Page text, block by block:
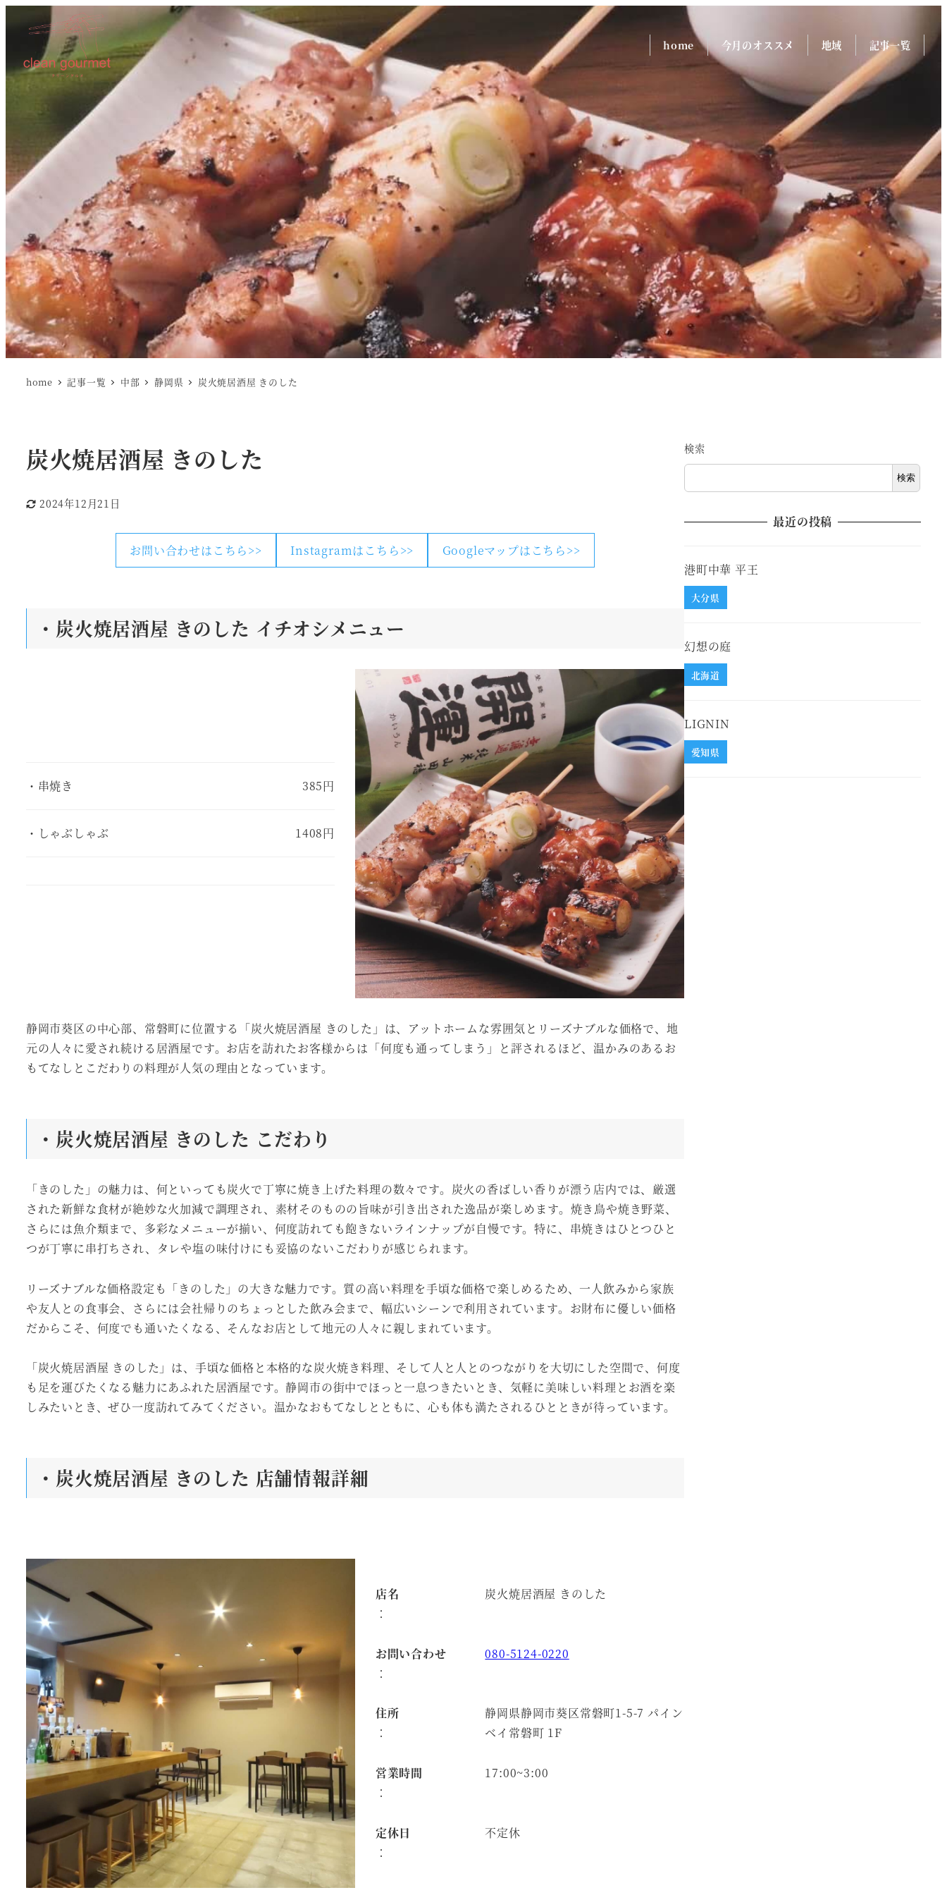
home 今月のオススメ 地域 記事一覧
home 記事一覧 中部 静岡県 炭火焼居酒屋 きのした
炭火焼居酒屋 きのした
更新日
2024年12月21日
お問い合わせはこちら>> Instagramはこちら>> Googleマップはこちら>>
・炭火焼居酒屋 きのした イチオシメニュー
・串焼き 385円
・しゃぶしゃぶ 1408円
静岡市葵区の中心部、常磐町に位置する「炭火焼居酒屋 きのした」は、アットホームな雰囲気とリーズナブルな価格で、地
元の人々に愛され続ける居酒屋です。お店を訪れたお客様からは「何度も通ってしまう」と評されるほど、温かみのあるお
もてなしとこだわりの料理が人気の理由となっています。
・炭火焼居酒屋 きのした こだわり
「きのした」の魅力は、何といっても炭火で丁寧に焼き上げた料理の数々です。炭火の香ばしい香りが漂う店内では、厳選
された新鮮な食材が絶妙な火加減で調理され、素材そのものの旨味が引き出された逸品が楽しめます。焼き鳥や焼き野菜、
さらには魚介類まで、多彩なメニューが揃い、何度訪れても飽きないラインナップが自慢です。特に、串焼きはひとつひと
つが丁寧に串打ちされ、タレや塩の味付けにも妥協のないこだわりが感じられます。
リーズナブルな価格設定も「きのした」の大きな魅力です。質の高い料理を手頃な価格で楽しめるため、一人飲みから家族
や友人との食事会、さらには会社帰りのちょっとした飲み会まで、幅広いシーンで利用されています。お財布に優しい価格
だからこそ、何度でも通いたくなる、そんなお店として地元の人々に親しまれています。
「炭火焼居酒屋 きのした」は、手頃な価格と本格的な炭火焼き料理、そして人と人とのつながりを大切にした空間で、何度
も足を運びたくなる魅力にあふれた居酒屋です。静岡市の街中でほっと一息つきたいとき、気軽に美味しい料理とお酒を楽
しみたいとき、ぜひ一度訪れてみてください。温かなおもてなしとともに、心も体も満たされるひとときが待っています。
・炭火焼居酒屋 きのした 店舗情報詳細
店名
：
炭火焼居酒屋 きのした
お問い合わせ
：
080-5124-0220
住所
：
静岡県静岡市葵区常磐町1-5-7 パイン
ベイ常磐町 1F
営業時間
：
17:00~3:00
定休日
：
不定休
検索
検索
最近の投稿
港町中華 平王
大分県
幻想の庭
北海道
LIGNIN
愛知県